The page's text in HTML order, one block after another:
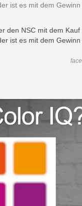
ist es mit dem